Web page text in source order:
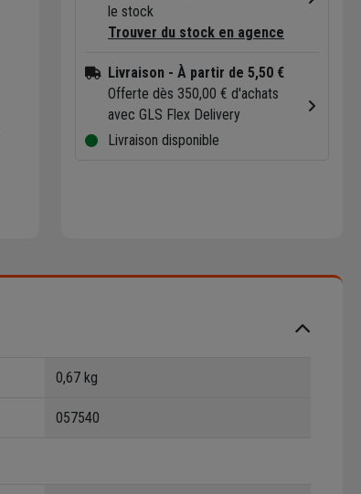
le stock
Trouver du stock en agence
Livraison - À partir de 5,50 €
Offerte dès 350,00 € d'achats
avec GLS Flex Delivery
Livraison disponible
0,67 kg
057540